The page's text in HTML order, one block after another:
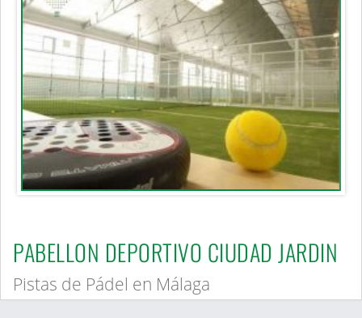
PABELLON DEPORTIVO CIUDAD JARDIN
Pistas de Pádel en Málaga